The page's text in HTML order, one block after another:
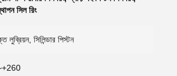
সিল রিং
লুব্রিয়ন, সিলিন্ডার পিস্টন